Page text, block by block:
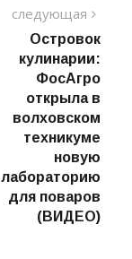
следующая
пост
Островок
кулинарии:
ФосАгро
открыла в
волховском
техникуме
новую
лабораторию
для поваров
(ВИДЕО)